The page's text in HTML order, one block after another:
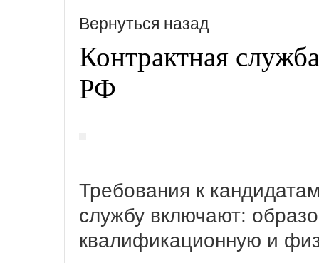
Вернуться назад
Контрактная
РФ
Требования к
службу включают:
квалификационную и